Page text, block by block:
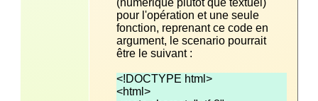
pour l'opération et une seule
fonction, reprenant ce code en
argument, le scenario pourrait
être le suivant :